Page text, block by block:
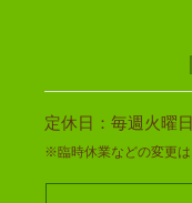
定休日：毎週火曜
※臨時休業などの変更